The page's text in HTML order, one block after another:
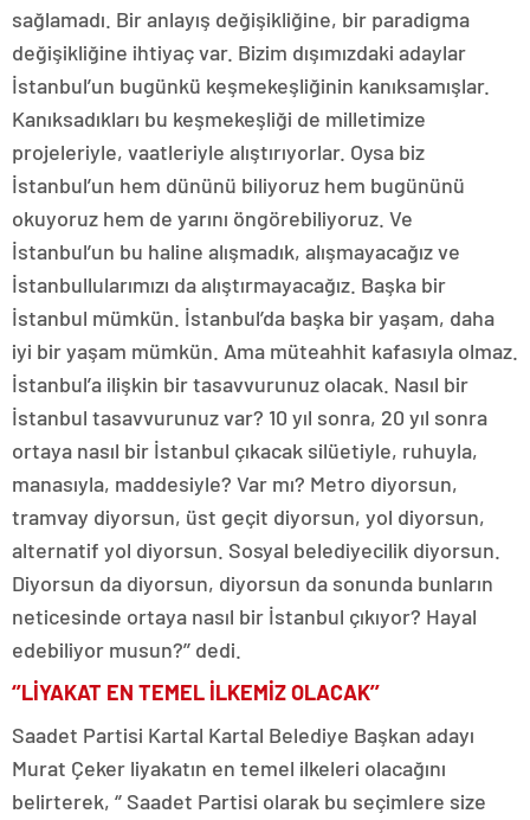
sağlamadı. Bir anlayış değişikliğine, bir paradigma
değişikliğine ihtiyaç var. Bizim dışımızdaki adaylar
İstanbul’un bugünkü keşmekeşliğinin kanıksamışlar.
Kanıksadıkları bu keşmekeşliği de milletimize
projeleriyle, vaatleriyle alıştırıyorlar. Oysa biz
İstanbul’un hem dününü biliyoruz hem bugününü
okuyoruz hem de yarını öngörebiliyoruz. Ve
İstanbul’un bu haline alışmadık, alışmayacağız ve
İstanbullularımızı da alıştırmayacağız. Başka bir
İstanbul mümkün. İstanbul’da başka bir yaşam, daha
iyi bir yaşam mümkün. Ama müteahhit kafasıyla olmaz.
İstanbul’a ilişkin bir tasavvurunuz olacak. Nasıl bir
İstanbul tasavvurunuz var? 10 yıl sonra, 20 yıl sonra
ortaya nasıl bir İstanbul çıkacak silüetiyle, ruhuyla,
manasıyla, maddesiyle? Var mı? Metro diyorsun,
tramvay diyorsun, üst geçit diyorsun, yol diyorsun,
alternatif yol diyorsun. Sosyal belediyecilik diyorsun.
Diyorsun da diyorsun, diyorsun da sonunda bunların
neticesinde ortaya nasıl bir İstanbul çıkıyor? Hayal
edebiliyor musun?’’ dedi.
‘’LİYAKAT EN TEMEL İLKEMİZ OLACAK’’
Saadet Partisi Kartal Kartal Belediye Başkan adayı
Murat Çeker liyakatın en temel ilkeleri olacağını
belirterek, ‘’ Saadet Partisi olarak bu seçimlere size